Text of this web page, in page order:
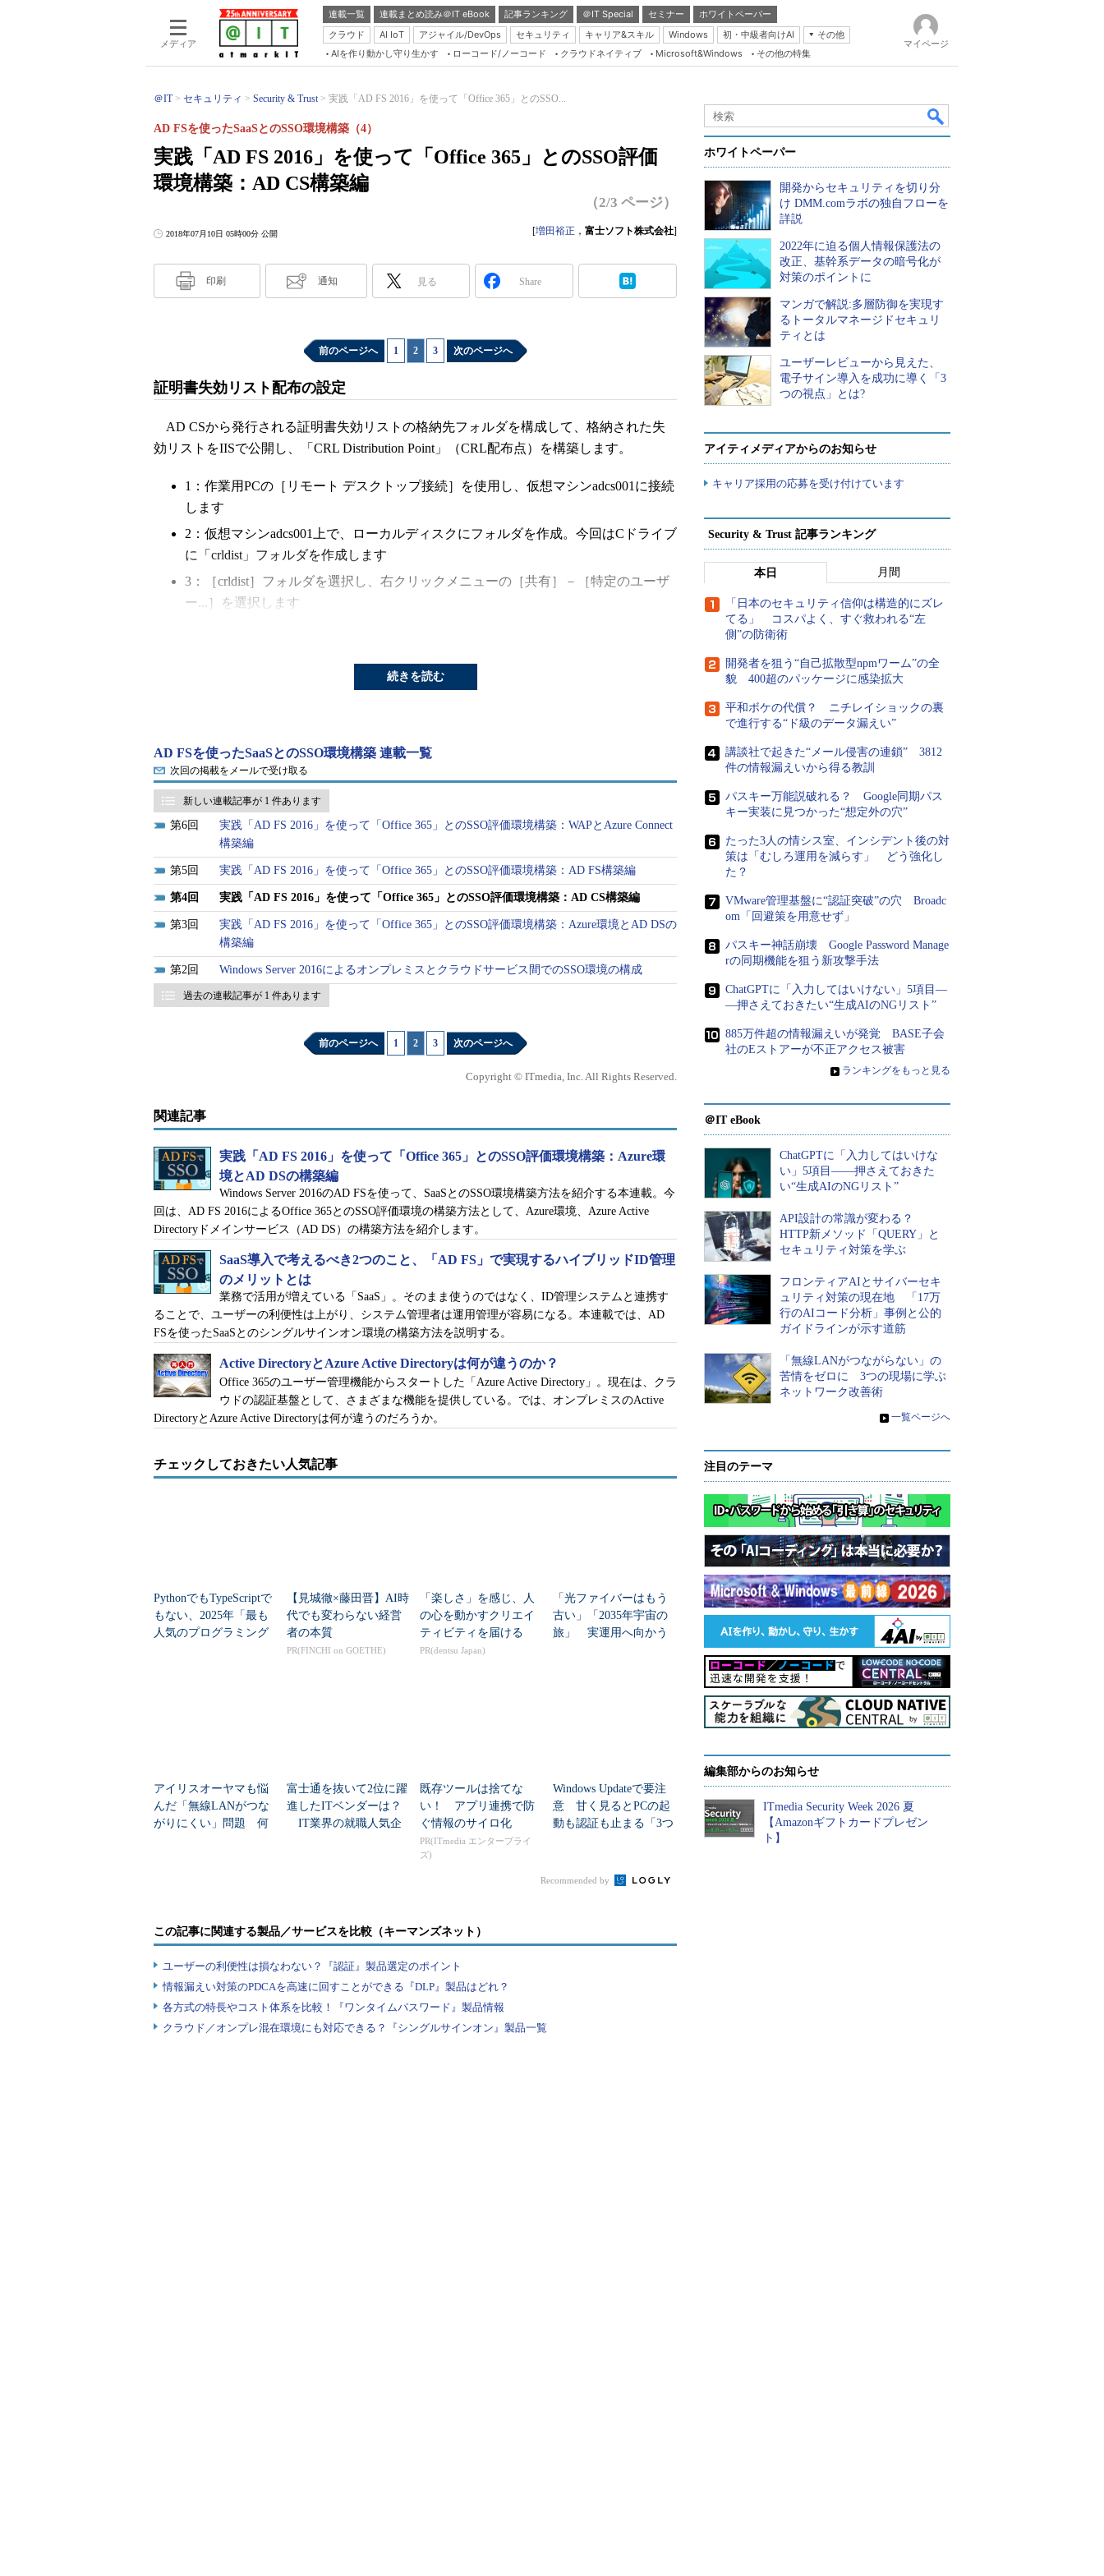
メディア
連載一覧 連載まとめ読み＠IT eBook 記事ランキング ＠IT Special セミナー
ホワイトペーパー
クラウド
AI IoT アジャイル/DevOps セキュリティ キャリア&スキル Windows 初・中級者向けAI
その他
Server & Storage
Java Agile
Database Expert
Master of IP Network
Security & Trust
Test & Tools
AIを作り動かし守り生かす ローコード/ノーコード クラウドネイティブ Microsoft&Windows その他の特集
マイページ
＠IT セキュリティ Security & Trust 実践「AD FS 2016」を使って「Office 365」とのSSO...
実践「AD FS 2016」を使って「Office 365」とのSSO評価
環境構築：AD CS構築編
AD FSを使ったSaaSとのSSO環境構築（4）
（2/3 ページ）
2018年07月10日 05時00分 公開 [増田裕正 ， 富士ソフト株式会社]
印刷 通知 見る Share
前のページへ 1 2 3 次のページへ
証明書失効リスト配布の設定
AD CSから発行される証明書失効リストの格納先フォルダを構成して、格納された失
効リストをIISで公開し、「CRL Distribution Point」（CRL配布点）を構築します。
1：作業用PCの［リモート デスクトップ接続］を使用し、仮想マシンadcs001に接続
します
2：仮想マシンadcs001上で、ローカルディスクにフォルダを作成。今回はCドライブ
に「crldist」フォルダを作成します
3：［crldist］フォルダを選択し、右クリックメニューの［共有］－［特定のユーザ
ー...］を選択します
5：表示されたリストから［cert publishers］を選択。［アクセス許可のレベル］を
ー...］を選択します
7：［ファイルの共有］ダイアログの入力項目に、「everyone」と入力し、［追加］
を選択します
8：表示されたリストから［everyone］を選択。［アクセス許可のレベル］を［読み
取り］に変更し、［共有］を選択します
9：［スタート］－［Windows 管理ツール］－［インターネット インフォメーショ
ン サービス （IIS） マネージャー］を選択します
10：［adcs001］－［サイト］－［Default Web Site］－［Default Web Site ホーム］－
［ディレクトリの参照］を選択し、［操作］－［機能を開く］を選択します
図表22 ディレクトリの参照の選択
11：［ディレクトリの参照］－［操作］－［有効にする］を選択します
12：［adcs001］－［サイト］－［Default Web Site］を選び、［操作］－［仮想ディ
レクトリの表示］を選択します
続きを読む
AD FSを使ったSaaSとのSSO環境構築 連載一覧
次回の掲載をメールで受け取る
新しい連載記事が 1 件あります
6
実践「AD FS 2016」を使って「Office 365」とのSSO評価環境構築：WAPとAzure Connect
構築編
5 実践「AD FS 2016」を使って「Office 365」とのSSO評価環境構築：AD FS構築編
4 実践「AD FS 2016」を使って「Office 365」とのSSO評価環境構築：AD CS構築編
3
実践「AD FS 2016」を使って「Office 365」とのSSO評価環境構築：Azure環境とAD DSの
構築編
2 Windows Server 2016によるオンプレミスとクラウドサービス間でのSSO環境の構成
過去の連載記事が 1 件あります
前のページへ 1 2 3 次のページへ
Copyright © ITmedia, Inc. All Rights Reserved.
関連記事
実践「AD FS 2016」を使って「Office 365」とのSSO評価環境構築：Azure環
境とAD DSの構築編
Windows Server 2016のAD FSを使って、SaaSとのSSO環境構築方法を紹介する本連載。今
回は、AD FS 2016によるOffice 365とのSSO評価環境の構築方法として、Azure環境、Azure Active
Directoryドメインサービス（AD DS）の構築方法を紹介します。
SaaS導入で考えるべき2つのこと、「AD FS」で実現するハイブリッドID管理
のメリットとは
業務で活用が増えている「SaaS」。そのまま使うのではなく、ID管理システムと連携す
ることで、ユーザーの利便性は上がり、システム管理者は運用管理が容易になる。本連載では、AD
FSを使ったSaaSとのシングルサインオン環境の構築方法を説明する。
Active DirectoryとAzure Active Directoryは何が違うのか？
Office 365のユーザー管理機能からスタートした「Azure Active Directory」。現在は、クラ
ウドの認証基盤として、さまざまな機能を提供している。では、オンプレミスのActive
DirectoryとAzure Active Directoryは何が違うのだろうか。
チェックしておきたい人気記事
PythonでもTypeScriptで
もない、2025年「最も
人気のプログラミング
【見城徹×藤田晋】AI時
代でも変わらない経営
者の本質
PR(FINCHI on GOETHE)
「楽しさ」を感じ、人
の心を動かすクリエイ
ティビティを届ける
PR(dentsu Japan)
「光ファイバーはもう
古い」「2035年宇宙の
旅」 実運用へ向かう
アイリスオーヤマも悩
んだ「無線LANがつな
がりにくい」問題 何
富士通を抜いて2位に躍
進したITベンダーは？
IT業界の就職人気企
既存ツールは捨てな
い！ アプリ連携で防
ぐ情報のサイロ化
PR(ITmedia エンタープライ
ズ)
Windows Updateで要注
意 甘く見るとPCの起
動も認証も止まる「3つ
Recommended by
この記事に関連する製品／サービスを比較（キーマンズネット）
ユーザーの利便性は損なわない？『認証』製品選定のポイント
情報漏えい対策のPDCAを高速に回すことができる『DLP』製品はどれ？
各方式の特長やコスト体系を比較！『ワンタイムパスワード』製品情報
クラウド／オンプレ混在環境にも対応できる？『シングルサインオン』製品一覧
ホワイトペーパー
開発からセキュリティを切り分
け DMM.comラボの独自フローを
詳説
2022年に迫る個人情報保護法の
改正、基幹系データの暗号化が
対策のポイントに
マンガで解説:多層防御を実現す
るトータルマネージドセキュリ
ティとは
ユーザーレビューから見えた、
電子サイン導入を成功に導く「3
つの視点」とは?
アイティメディアからのお知らせ
キャリア採用の応募を受け付けています
Security & Trust 記事ランキング
本日 月間
「日本のセキュリティ信仰は構造的にズレ
てる」 コスパよく、すぐ救われる“左
側”の防衛術
開発者を狙う“自己拡散型npmワーム”の全
貌 400超のパッケージに感染拡大
平和ボケの代償？ ニチレイショックの裏
で進行する“ド級のデータ漏えい”
講談社で起きた“メール侵害の連鎖” 3812
件の情報漏えいから得る教訓
パスキー万能説破れる？ Google同期パス
キー実装に見つかった“想定外の穴”
たった3人の情シス室、インシデント後の対
策は「むしろ運用を減らす」 どう強化し
た？
VMware管理基盤に“認証突破”の穴 Broadc
om「回避策を用意せず」
パスキー神話崩壊 Google Password Manage
rの同期機能を狙う新攻撃手法
ChatGPTに「入力してはいけない」5項目―
―押さえておきたい“生成AIのNGリスト”
885万件超の情報漏えいが発覚 BASE子会
社のEストアーが不正アクセス被害
» ランキングをもっと見る
＠IT eBook
ChatGPTに「入力してはいけな
い」5項目――押さえておきた
い“生成AIのNGリスト”
API設計の常識が変わる？
HTTP新メソッド「QUERY」と
セキュリティ対策を学ぶ
フロンティアAIとサイバーセキ
ュリティ対策の現在地 「17万
行のAIコード分析」事例と公的
ガイドラインが示す道筋
「無線LANがつながらない」の
苦情をゼロに 3つの現場に学ぶ
ネットワーク改善術
» 一覧ページへ
注目のテーマ
編集部からのお知らせ
ITmedia Security Week 2026 夏
【Amazonギフトカードプレゼン
ト】